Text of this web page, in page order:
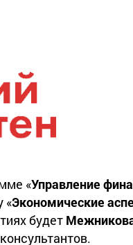
«Управление
«Экономические
будет